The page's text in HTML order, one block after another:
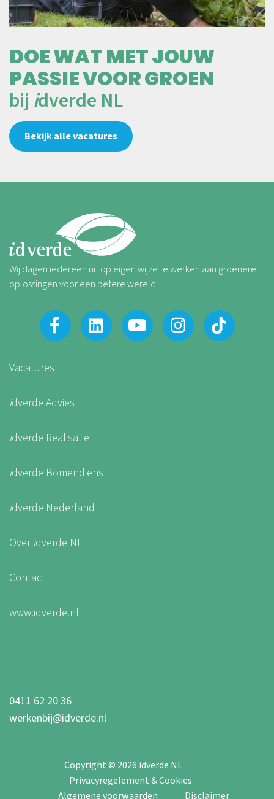
DOE WAT MET JOUW
PASSIE VOOR GROEN
bij idverde NL
Bekijk alle vacatures
Wij dagen iedereen uit op eigen wijze te werken aan groenere
oplossingen voor een betere wereld.
Vacatures
idverde Advies
idverde Realisatie
idverde Bomendienst
idverde Nederland
Overidverde NL
Contact
www.idverde.nl
0411 62 20 36
werkenbij@idverde.nl
Copyright © 2026 idverde NL
Privacyregelement & Cookies
Algemene voorwaarden
Disclaimer